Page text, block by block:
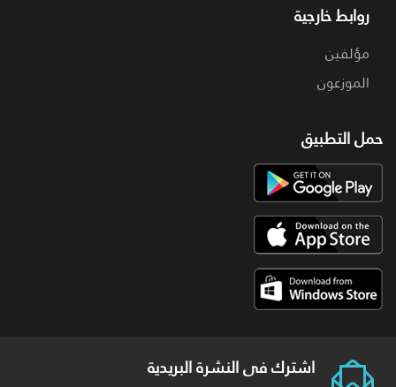
روابط خارجية
مؤلفين
الموزعون
حمل التطبيق
اشترك فى النشرة البريدية